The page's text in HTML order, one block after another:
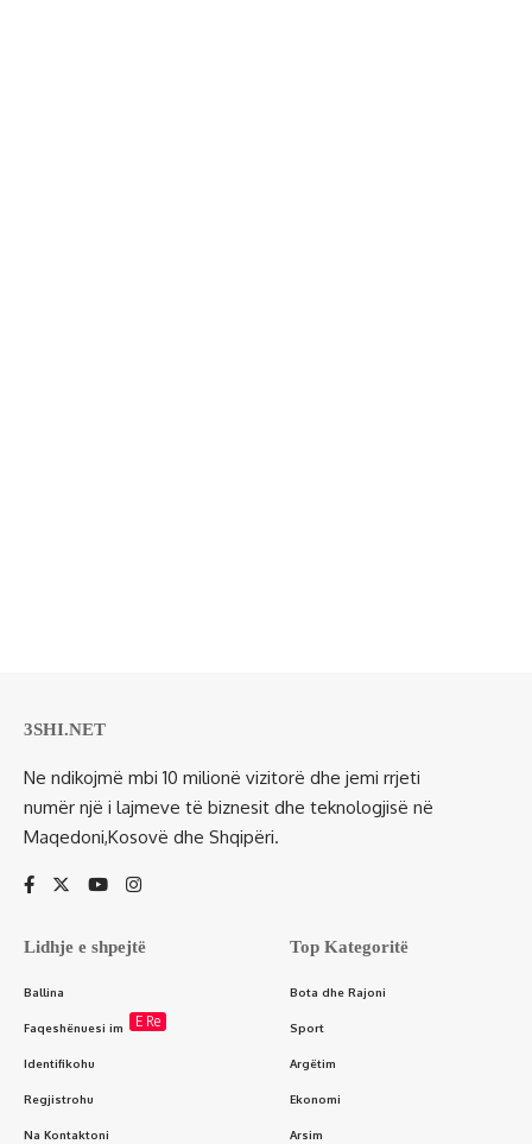
3SHI.NET
Ne ndikojmë mbi 10 milionë vizitorë dhe jemi rrjeti
numër një i lajmeve të biznesit dhe teknologjisë në
Maqedoni,Kosovë dhe Shqipëri.
Lidhje e shpejtë
Ballina
Faqeshënuesi im E Re
Identifikohu
Regjistrohu
Na Kontaktoni
Top Kategoritë
Bota dhe Rajoni
Sport
Argëtim
Ekonomi
Arsim